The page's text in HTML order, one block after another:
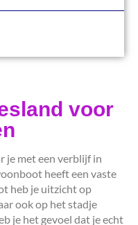
voor
je met een verblijf in
heeft een vaste
heb je uitzicht op
ook op het stadje
je het gevoel dat je echt